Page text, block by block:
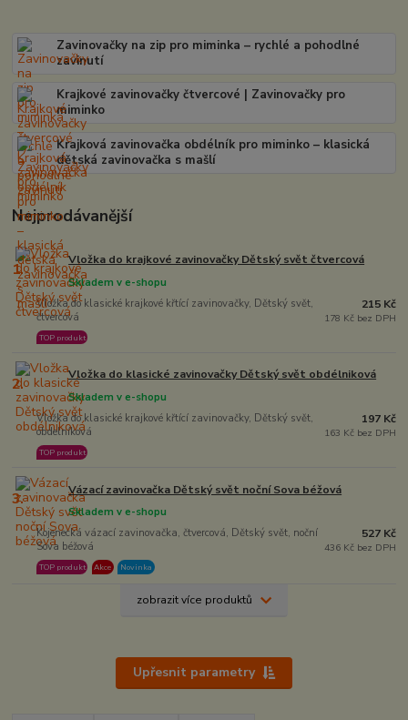
Zavinovačky na zip pro miminka – rychlé a pohodlné
zavinutí
Krajkové zavinovačky čtvercové | Zavinovačky pro
miminko
Krajková zavinovačka obdélník pro miminko – klasická
dětská zavinovačka s mašlí
Nejprodávanější
1. Vložka do krajkové zavinovačky Dětský svět čtvercová
Vložka do klasické krajkové křtící zavinovačky, Dětský svět,
čtvercová
Skladem v e-shopu
TOP produkt
215 Kč
178 Kč bez DPH
2. Vložka do klasické zavinovačky Dětský svět obdélniková
Vložka do klasické krajkové křtící zavinovačky, Dětský svět,
obdelníková
Skladem v e-shopu
TOP produkt
197 Kč
163 Kč bez DPH
3. Vázací zavinovačka Dětský svět noční Sova béžová
Kojenecká vázací zavinovačka, čtvercová, Dětský svět, noční
Sova béžová
Skladem v e-shopu
TOP produkt Akce Novinka
527 Kč
436 Kč bez DPH
zobrazit více produktů
Upřesnit parametry